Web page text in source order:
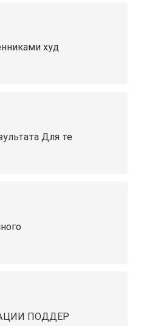
худ
Для те
ПОДДЕР